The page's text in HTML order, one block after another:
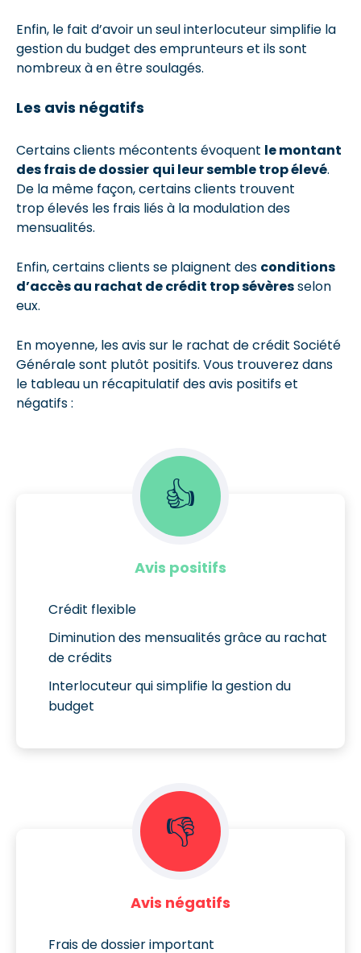
Enfin, le fait d’avoir un seul interlocuteur simplifie la
gestion du budget des emprunteurs et ils sont
nombreux à en être soulagés.
Les avis négatifs
Certains clients mécontents évoquent le montant
des frais de dossier qui leur semble trop élevé.
De la même façon, certains clients trouvent
trop élevés les frais liés à la modulation des
mensualités.
Enfin, certains clients se plaignent des conditions
d’accès au rachat de crédit trop sévèresselon
eux.
En moyenne, les avis sur le rachat de crédit Société
Générale sont plutôt positifs. Vous trouverez dans
le tableau un récapitulatif des avis positifs et
négatifs :
👍
Avis positifs
Crédit flexible
Diminution des mensualités grâce au rachat
de crédits
Interlocuteur qui simplifie la gestion du
budget
👎
Avis négatifs
Frais de dossier important